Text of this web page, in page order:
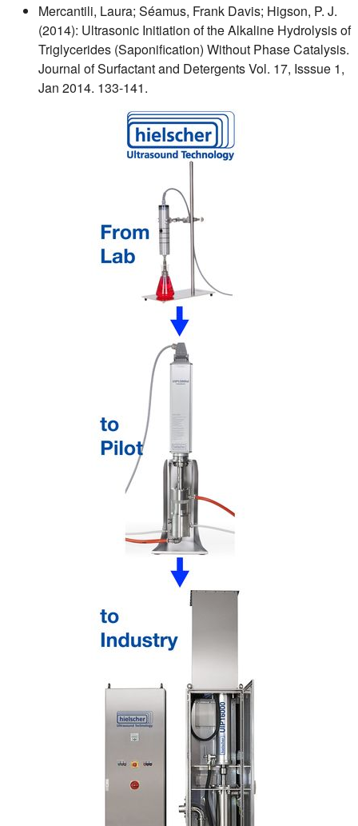
Mercantili, Laura; Séamus, Frank Davis; Higson, P. J.
(2014): Ultrasonic Initiation of the Alkaline Hydrolysis of
Triglycerides (Saponification) Without Phase Catalysis.
Journal of Surfactant and Detergents Vol. 17, Isssue 1,
Jan 2014. 133-141.